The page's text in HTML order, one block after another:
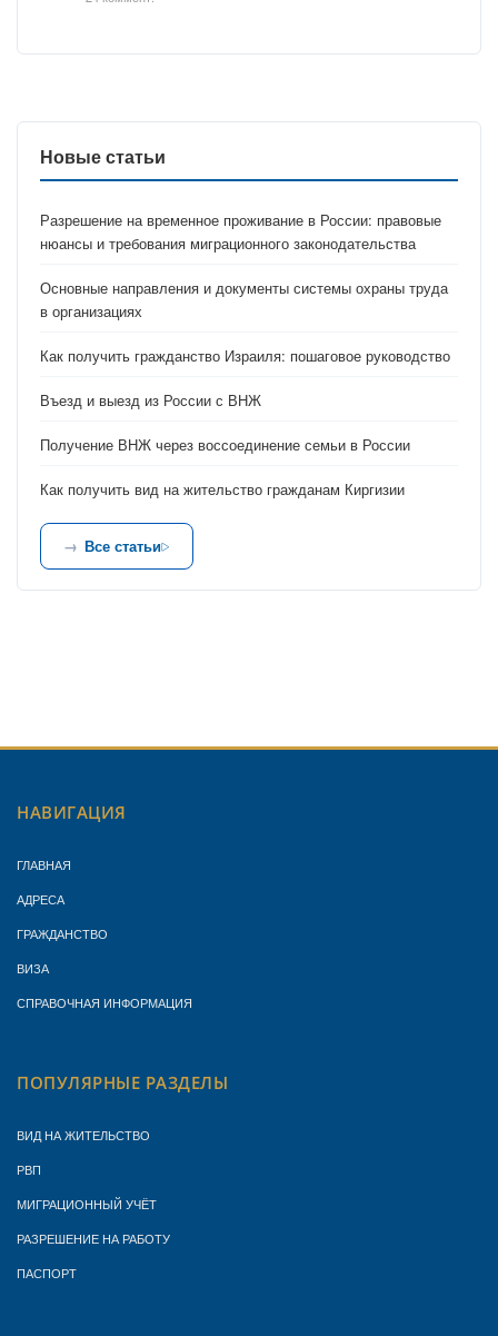
Новые статьи
Разрешение на временное проживание в России: правовые
нюансы и требования миграционного законодательства
Основные направления и документы системы охраны труда
в организациях
Как получить гражданство Израиля: пошаговое руководство
Въезд и выезд из России с ВНЖ
Получение ВНЖ через воссоединение семьи в России
Как получить вид на жительство гражданам Киргизии
Все статьи
НАВИГАЦИЯ
ГЛАВНАЯ
АДРЕСА
ГРАЖДАНСТВО
ВИЗА
СПРАВОЧНАЯ ИНФОРМАЦИЯ
ПОПУЛЯРНЫЕ РАЗДЕЛЫ
ВИД НА ЖИТЕЛЬСТВО
РВП
МИГРАЦИОННЫЙ УЧЁТ
РАЗРЕШЕНИЕ НА РАБОТУ
ПАСПОРТ